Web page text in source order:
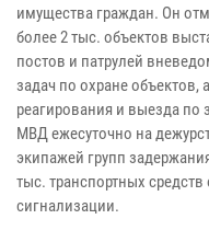
имущества граждан. Он
более 2 тыс. объектов
постов и патрулей
задач по охране объектов,
реагирования и выезда по
МВД ежесуточно на
экипажей групп
тыс. транспортных
сигнализации.